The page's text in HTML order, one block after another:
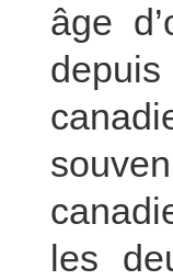
âge
les